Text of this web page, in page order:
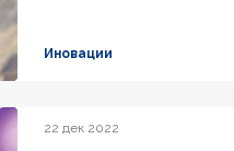
структура.
Иновации
22 дек 2022